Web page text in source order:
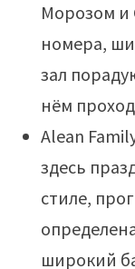
Морозом и
номера,
зал
нём
Alean
здесь
стиле,
широкий